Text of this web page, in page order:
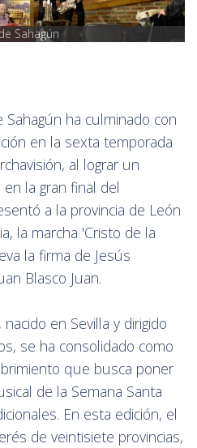
Sahagún
Sahagún ha culminado con
en la sexta temporada
al lograr un
la gran final del
a la provincia de León
la marcha 'Cristo de la
la firma de Jesús
Blasco Juan.
en Sevilla y dirigido
se ha consolidado como
que busca poner
de la Semana Santa
En esta edición, el
de veintisiete provincias,